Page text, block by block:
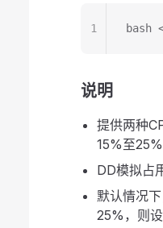
bash
1
说明
提供两种
15%至
DD模拟占
默认情况
25%，则